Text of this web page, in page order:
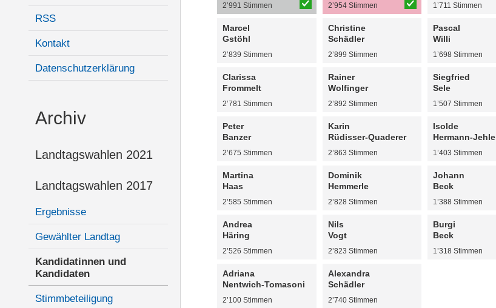
RSS
Kontakt
Datenschutzerklärung
Archiv
Landtagswahlen 2021
Landtagswahlen 2017
Ergebnisse
Gewählter Landtag
Kandidatinnen und
Kandidaten
Stimmbeteiligung
2’991 Stimmen
Marcel
Gstöhl
2’839 Stimmen
Clarissa
Frommelt
2’781 Stimmen
Peter
Banzer
2’675 Stimmen
Martina
Haas
2’585 Stimmen
Andrea
Häring
2’526 Stimmen
Adriana
Nentwich-Tomasoni
2’100 Stimmen
2’954 Stimmen
Christine
Schädler
2’899 Stimmen
Rainer
Wolfinger
2’892 Stimmen
Karin
Rüdisser-Quaderer
2’863 Stimmen
Dominik
Hemmerle
2’828 Stimmen
Nils
Vogt
2’823 Stimmen
Alexandra
Schädler
2’740 Stimmen
1’711 Stimmen
Pascal
Willi
1’698 Stimmen
Siegfried
Sele
1’507 Stimmen
Isolde
Hermann-Jehle
1’403 Stimmen
Johann
Beck
1’388 Stimmen
Burgi
Beck
1’318 Stimmen